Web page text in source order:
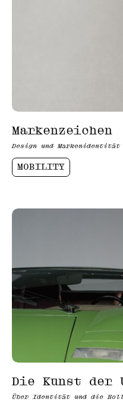
Markenzeichen
Design und Markenidentität
MOBILITY
Die Kunst der
Über Identität und die